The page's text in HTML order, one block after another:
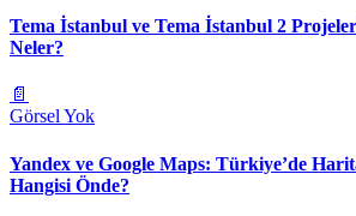
Tema İstanbul ve Tema İstanbul 2
Neler?
📄
Görsel Yok
Yandex ve Google Maps: Türkiye’de
Hangisi Önde?